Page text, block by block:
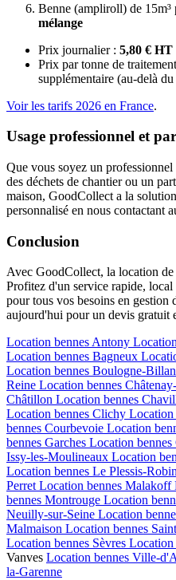
Benne (ampliroll) de 15m³
mélange
Prix journalier : 5,80 € HT
Prix par tonne de
supplémentaire (au-delà
Voir les tarifs 2026 en France.
Usage professionnel et
Que vous soyez un
des déchets de chantier ou un
maison, GoodCollect a la
personnalisé en nous contactant
Conclusion
Avec GoodCollect, la location de
Profitez d'un service rapide,
pour tous vos besoins en gestion
aujourd'hui pour un devis gratuit
Location bennesAntony
Location bennes Bagneux
Location bennes Boulogne-
Reine Location bennes
Châtillon Location bennes
Location bennes Clichy Location
bennes Courbevoie Location
bennes Garches Location bennes
Issy-les-Moulineaux Location
Location bennes Le Plessis-
Perret Location bennes Malakoff
bennes Montrouge Location
Neuilly-sur-Seine Location
Malmaison Location bennes
Location bennes Sèvres Location
Vanves Location bennes Ville-
la-Garenne